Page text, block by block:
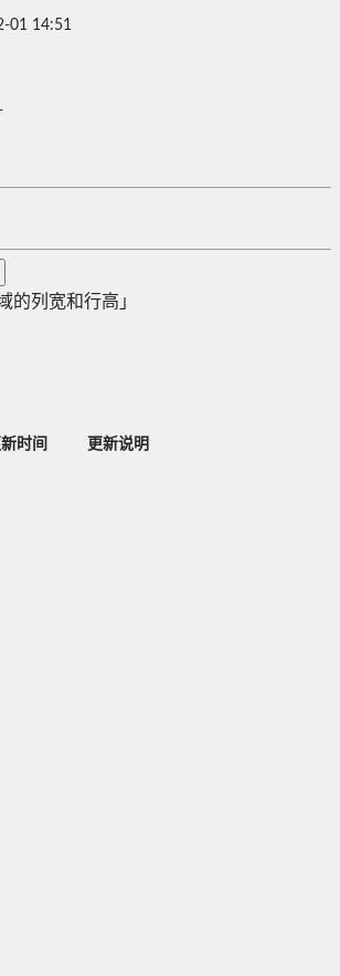
01 14:51
的列宽和行高」
时间
更新说明